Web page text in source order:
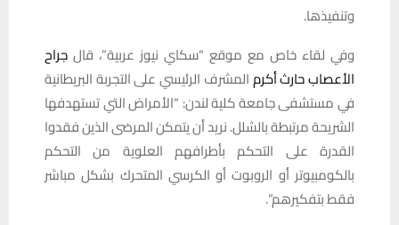
وتنفيذها.
وفي لقاء خاص مع موقع “سكاي نيوز عربية”، قال جراح
الأعصاب حارث أكرمالمشرف الرئيسي على التجربة البريطانية
في مستشفى جامعة كلية لندن: “الأمراض التي تستهدفها
الشريحة مرتبطة بالشلل. نريد أن يتمكن المرضى الذين فقدوا
القدرة على التحكم بأطرافهم العلوية من التحكم
بالكومبيوتر أو الروبوت أو الكرسي المتحرك بشكل مباشر
فقط بتفكيرهم”.